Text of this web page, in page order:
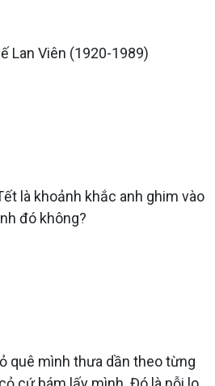
Lan Viên (1920-1989)
là khoảnh khắc anh ghim vào
đó không?
quê mình thưa dần theo từng